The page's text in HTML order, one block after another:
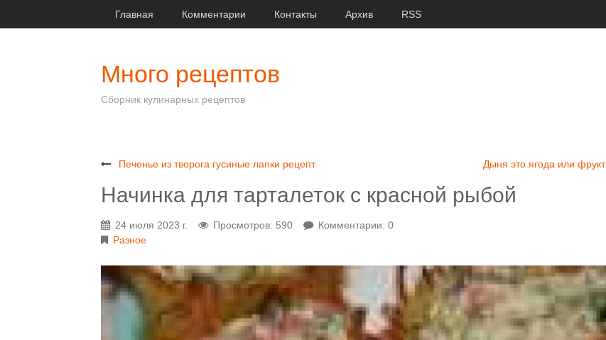
Главная Комментарии Контакты Архив RSS
Много рецептов
Сборник кулинарных рецептов
Печенье из творога гусиные лапки рецепт Дыня это ягода или фрукт
Начинка для тарталеток с красной рыбой
24 июля 2023 г. Просмотров: 590
Комментарии: 0
Разное